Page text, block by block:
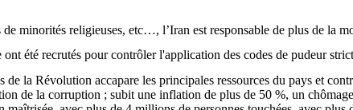
minorités religieuses, etc…, l’Iran est responsable de plus de la
été recrutés pour contrôler l'application des codes de pudeur
de la Révolution accapare les principales ressources du pays et
de la corruption ; subit une inflation de plus de 50 %, un